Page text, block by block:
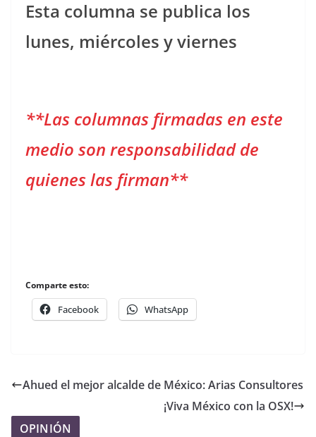
Esta columna se publica los
lunes, miércoles y viernes
**Las columnas firmadas en este
medio son responsabilidad de
quienes las firman**
Comparte esto:
Facebook WhatsApp
Ahued el mejor alcalde de México: Arias Consultores
¡Viva México con la OSX!
OPINIÓN